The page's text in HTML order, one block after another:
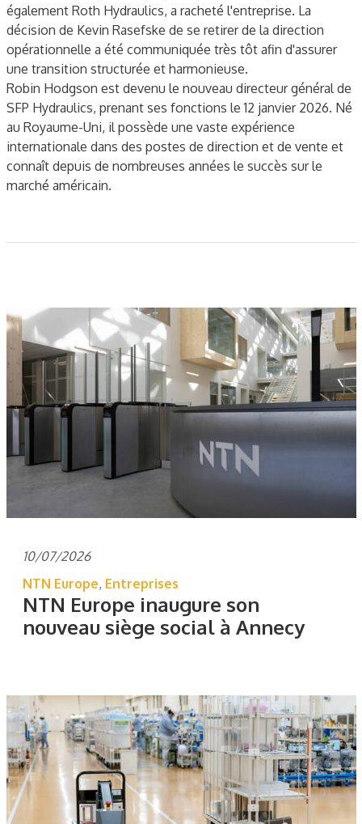
également Roth Hydraulics, a racheté l'entreprise. La
décision de Kevin Rasefske de se retirer de la direction
opérationnelle a été communiquée très tôt afin d'assurer
une transition structurée et harmonieuse.
Robin Hodgson est devenu le nouveau directeur général de
SFP Hydraulics, prenant ses fonctions le 12 janvier 2026. Né
au Royaume-Uni, il possède une vaste expérience
internationale dans des postes de direction et de vente et
connaît depuis de nombreuses années le succès sur le
marché américain.
10/07/2026
NTN Europe, Entreprises
NTN Europe inaugure son
nouveau siège social à Annecy